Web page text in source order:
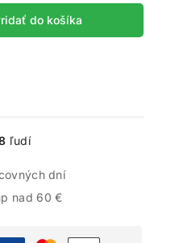
do košíka
ľudí
dní
nad 60 €